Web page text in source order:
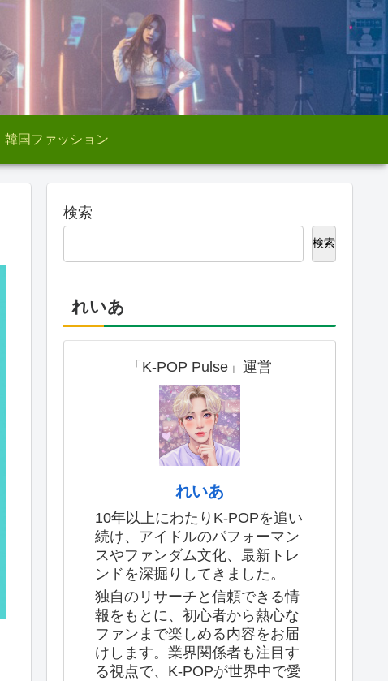
韓国ファッション
検索
検索
れいあ
「K-POP Pulse」運営
れいあ
10年以上にわたりK-POPを追い
続け、アイドルのパフォーマン
スやファンダム文化、最新トレ
ンドを深掘りしてきました。
独自のリサーチと信頼できる情
報をもとに、初心者から熱心な
ファンまで楽しめる内容をお届
けします。業界関係者も注目す
る視点で、K-POPが世界中で愛